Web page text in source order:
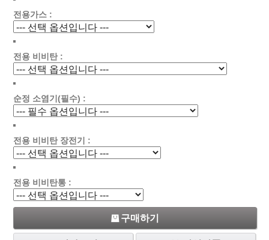
전용가스 :
전용 비비탄 :
순정 소염기(필수) :
전용 비비탄 장전기 :
전용 비비탄통 :
구매하기